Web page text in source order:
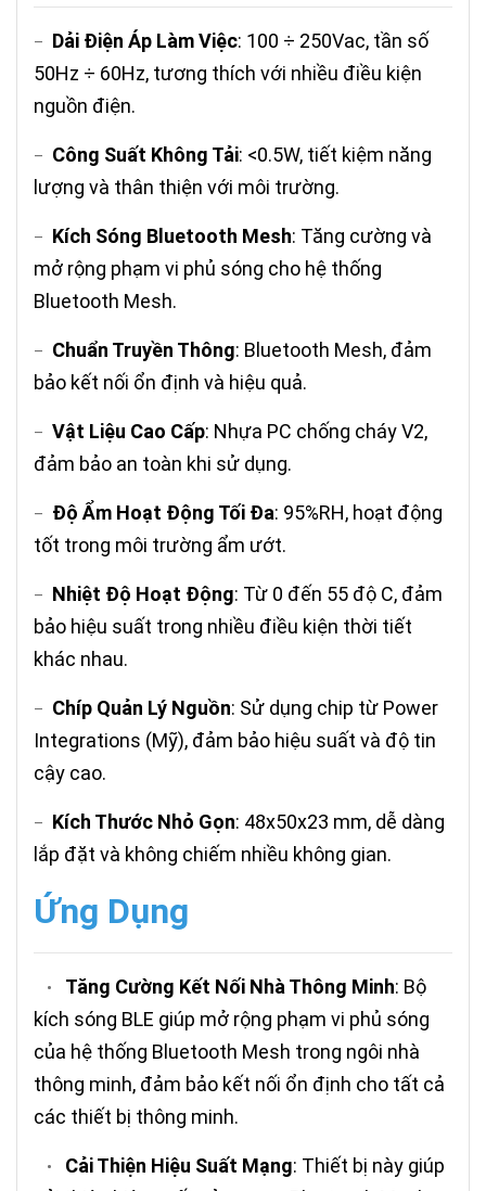
– Dải Điện Áp Làm Việc: 100 ÷ 250Vac, tần số
50Hz ÷ 60Hz, tương thích với nhiều điều kiện
nguồn điện.
– Công Suất Không Tải: <0.5W, tiết kiệm năng
lượng và thân thiện với môi trường.
– Kích Sóng Bluetooth Mesh: Tăng cường và
mở rộng phạm vi phủ sóng cho hệ thống
Bluetooth Mesh.
– Chuẩn Truyền Thông: Bluetooth Mesh, đảm
bảo kết nối ổn định và hiệu quả.
– Vật Liệu Cao Cấp: Nhựa PC chống cháy V2,
đảm bảo an toàn khi sử dụng.
– Độ Ẩm Hoạt Động Tối Đa: 95%RH, hoạt động
tốt trong môi trường ẩm ướt.
– Nhiệt Độ Hoạt Động: Từ 0 đến 55 độ C, đảm
bảo hiệu suất trong nhiều điều kiện thời tiết
khác nhau.
– Chíp Quản Lý Nguồn: Sử dụng chip từ Power
Integrations (Mỹ), đảm bảo hiệu suất và độ tin
cậy cao.
– Kích Thước Nhỏ Gọn: 48x50x23 mm, dễ dàng
lắp đặt và không chiếm nhiều không gian.
Ứng Dụng
• Tăng Cường Kết Nối Nhà Thông Minh: Bộ
kích sóng BLE giúp mở rộng phạm vi phủ sóng
của hệ thống Bluetooth Mesh trong ngôi nhà
thông minh, đảm bảo kết nối ổn định cho tất cả
các thiết bị thông minh.
• Cải Thiện Hiệu Suất Mạng: Thiết bị này giúp